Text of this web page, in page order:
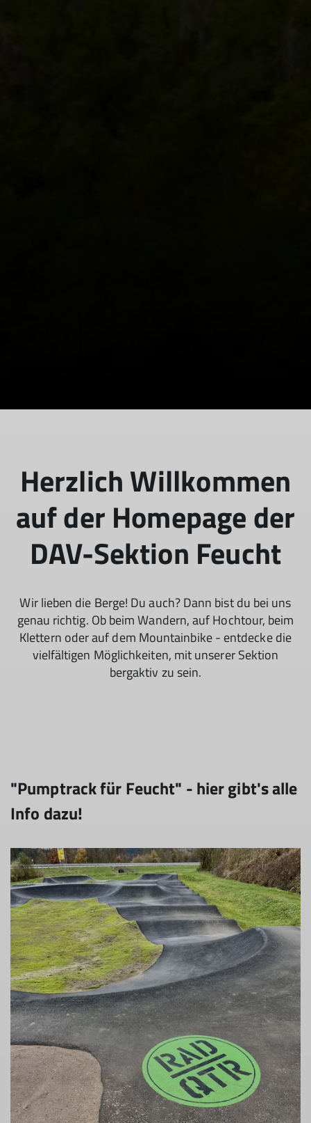
Herzlich Willkommen
auf der Homepage der
DAV-Sektion Feucht
Wir lieben die Berge! Du auch? Dann bist du bei uns
genau richtig. Ob beim Wandern, auf Hochtour, beim
Klettern oder auf dem Mountainbike - entdecke die
vielfältigen Möglichkeiten, mit unserer Sektion
bergaktiv zu sein.
"Pumptrack für Feucht" - hier gibt's alle
Info dazu!